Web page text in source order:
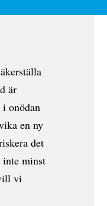
är
i onödan
en ny
det
inte minst
vi